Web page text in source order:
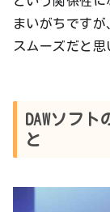
まいがちです
スムーズだと思
DAWソフ
と